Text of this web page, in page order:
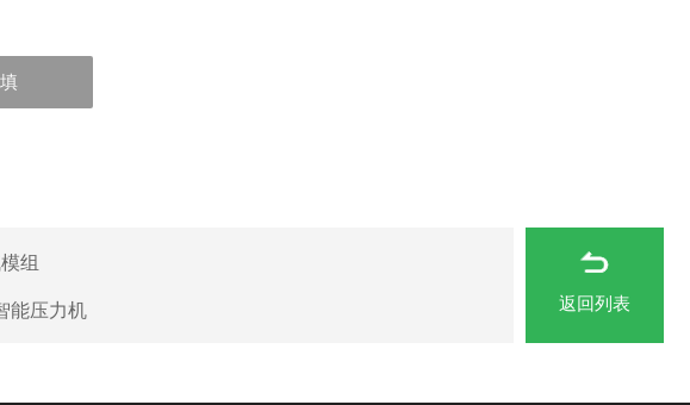
组
能压力机 返回列表